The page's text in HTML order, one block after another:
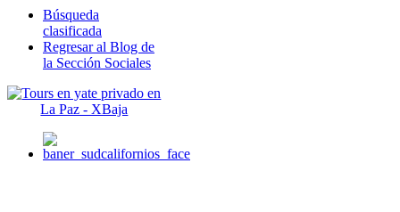
Búsqueda
clasificada
Regresar al Blog de
la Sección Sociales